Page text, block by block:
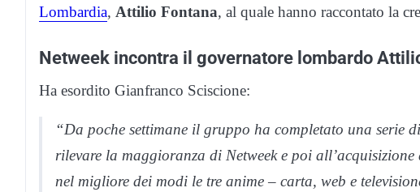
Lombardia, Attilio Fontana, al quale hanno raccontato la
Netweek incontra il governatore lombardo
Ha esordito Gianfranco Sciscione:
“Da poche settimane il gruppo ha completato una serie
rilevare la maggioranza di Netweek e poi all’acquisizione
nel migliore dei modi le tre anime – carta, web e